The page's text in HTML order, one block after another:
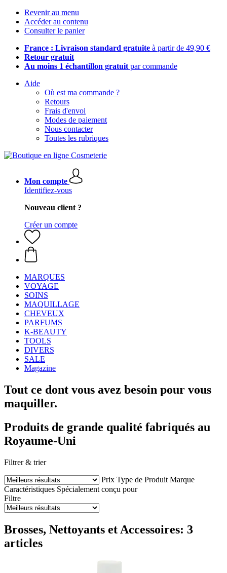
Revenir au menu
Accéder au contenu
Consulter le panier
France : Livraison standard gratuite à partir de 49,90 €
Retour gratuit
Au moins 1 échantillon gratuit par commande
Aide
Où est ma commande ?
Retours
Frais d'envoi
Modes de paiement
Nous contacter
Toutes les rubriques
Mon compte
Identifiez-vous
Nouveau client ?
Créer un compte
MARQUES
VOYAGE
SOINS
MAQUILLAGE
CHEVEUX
PARFUMS
K-BEAUTY
TOOLS
DIVERS
SALE
Magazine
Tout ce dont vous avez besoin pour vous
maquiller.
Produits de grande qualité fabriqués au
Royaume-Uni
Filtrer & trier
Prix Type de Produit Marque
Caractéristiques Spécialement conçu pour
Filtre
Brosses, Nettoyants et Accessoires: 3
articles